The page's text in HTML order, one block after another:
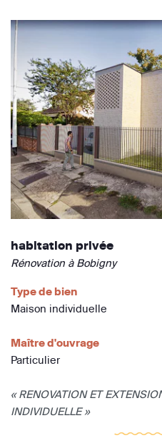
habitation privée
Rénovation à Bobigny
Type de bien
Maison individuelle
Maître d'ouvrage
Particulier
« RENOVATION ET
INDIVIDUELLE »